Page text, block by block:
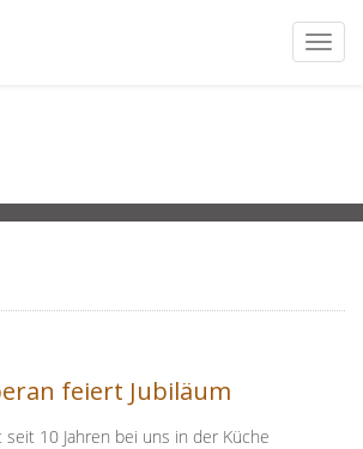
feiert Jubiläum
10 Jahren bei uns in der Küche